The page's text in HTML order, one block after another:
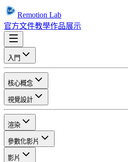
Remotion Lab
官方文件教學作品展示
入門
核心概念
視覺設計
渲染
參數化影片
影片